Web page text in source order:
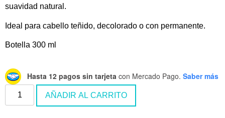
suavidad natural.
Ideal para cabello teñido, decolorado o con permanente.
Botella 300 ml
Hasta 12 pagos sin tarjeta con Mercado Pago. Saber más
AÑADIR AL CARRITO